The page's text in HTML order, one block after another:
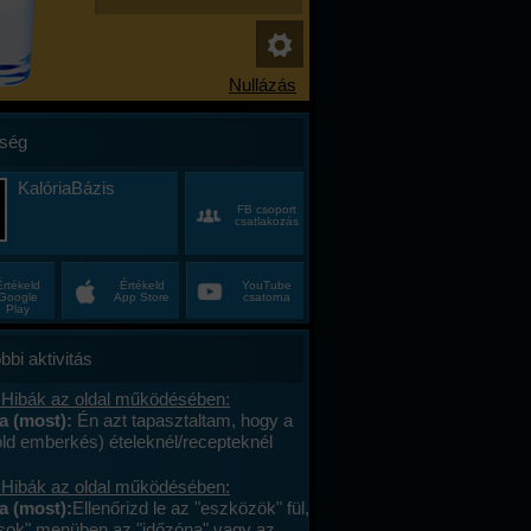
KalóriaBázis
FB csoport
csatlakozás
Play
Értékeld
App Store
YouTube
csatorna
aktivitás
az oldal működésében:
(most): Én azt tapasztaltam, hogy a
emberkés) ételeknél/recepteknél
Viszont (szerintem) nem kell/érdemes
közösbe ajánlani
huszadszor ami egyszer már fent
az oldal működésében:
(most):Ellenőrizd le az "eszközök" fül,